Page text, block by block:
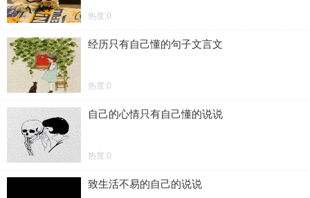
热度:0
经历只有自己懂的句子文言文
热度:0
自己的心情只有自己懂的说说
热度:0
致生活不易的自己的说说